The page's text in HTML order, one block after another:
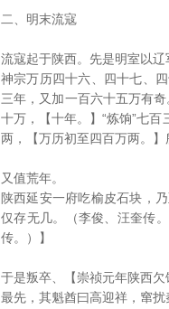
二、明末流寇
流寇起于陕西。先是明室以辽
神宗万历四十六、四十七、
三年，又加一百六十五万有
十万，【十年。】“炼饷”七
两，【万历初至四百万两。】
又值荒年。
陕西延安一府吃榆皮石块，
仅存无几。（李俊、汪奎传
传。）】
于是叛卒、【崇祯元年陕西
最先，其魁酋曰高迎祥，窜扰